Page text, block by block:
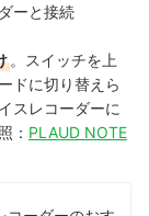
ーと接続
。スイッチを上
ドに切り替えら
スレコーダーに
： PLAUD NOTE